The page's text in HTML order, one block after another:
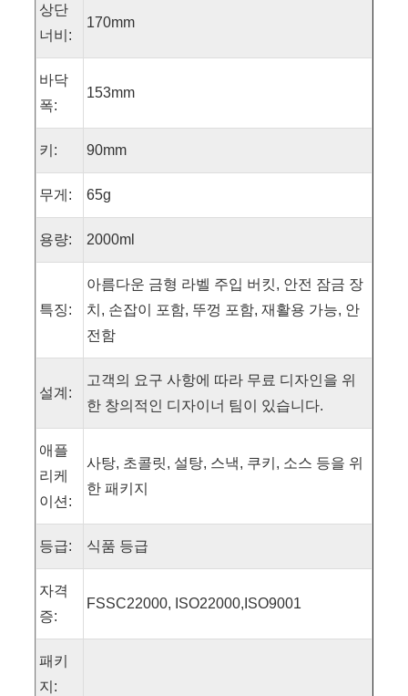
상단
너비:
170mm
바닥
폭:
153mm
키: 90mm
무게: 65g
용량: 2000ml
특징:
아름다운 금형 라벨 주입 버킷, 안전 잠금 장
치, 손잡이 포함, 뚜껑 포함, 재활용 가능, 안
전함
설계:
고객의 요구 사항에 따라 무료 디자인을 위
한 창의적인 디자이너 팀이 있습니다.
애플
리케
이션:
사탕, 초콜릿, 설탕, 스낵, 쿠키, 소스 등을 위
한 패키지
등급: 식품 등급
자격
증:
FSSC22000, ISO22000,ISO9001
패키
지: